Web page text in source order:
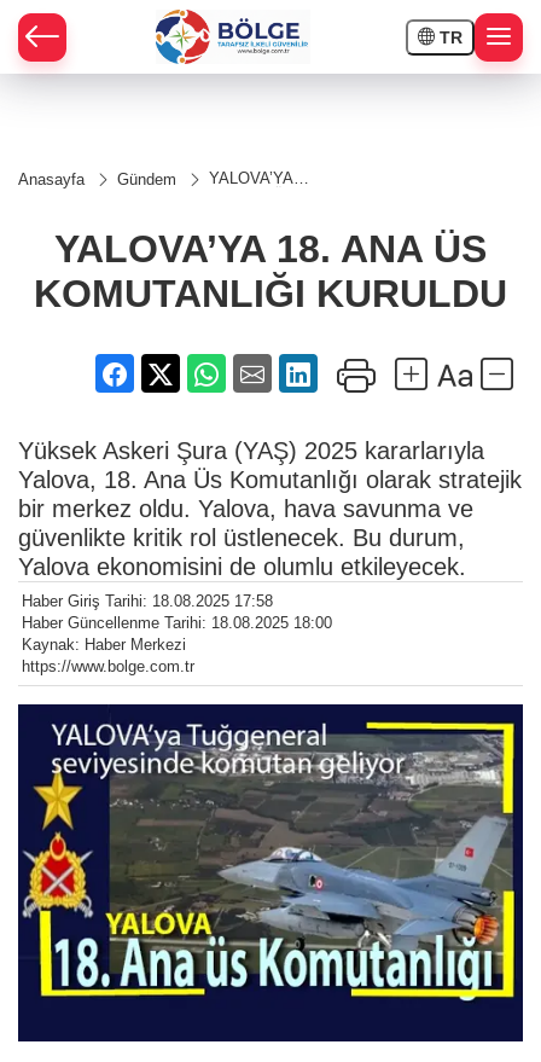
TR
Anasayfa Gündem
YALOVA’YA
KURULDU
YALOVA’YA 18. ANA ÜS
KOMUTANLIĞI KURULDU
Yüksek Askeri Şura (YAŞ) 2025 kararlarıyla
Yalova, 18. Ana Üs Komutanlığı olarak stratejik
bir merkez oldu. Yalova, hava savunma ve
güvenlikte kritik rol üstlenecek. Bu durum,
Yalova ekonomisini de olumlu etkileyecek.
Haber Giriş Tarihi: 18.08.2025 17:58
Haber Güncellenme Tarihi: 18.08.2025 18:00
Kaynak: Haber Merkezi
https://www.bolge.com.tr